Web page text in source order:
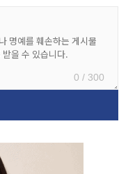
0 / 300